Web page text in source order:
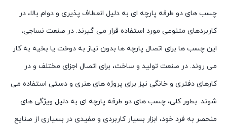
چسب های دو طرفه پارچه ای به دلیل انعطاف پذیری و دوام بالا، در
کاربردهای متنوعی مورد استفاده قرار می گیرند. در صنعت نساجی،
این چسب ها برای اتصال پارچه ها بدون نیاز به دوخت یا بخیه به کار
می روند. در صنعت تولید و ساخت، برای اتصال اجزای مختلف و در
کارهای دفتری و خانگی نیز برای پروژه های هنری و دستی استفاده می
شوند. بطور کلی، چسب های دو طرفه پارچه ای به دلیل ویژگی های
منحصر به فرد خود، ابزار بسیار کاربردی و مفیدی در بسیاری از صنایع